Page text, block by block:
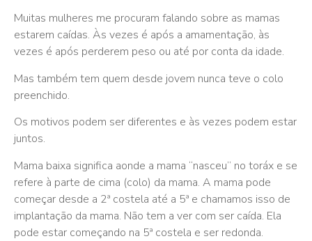
Muitas mulheres me procuram falando sobre as mamas
estarem caídas. Às vezes é após a amamentação, às
vezes é após perderem peso ou até por conta da idade.
Mas também tem quem desde jovem nunca teve o colo
preenchido.
Os motivos podem ser diferentes e às vezes podem estar
juntos.
Mama baixa significa aonde a mama “nasceu” no toráx e se
refere à parte de cima (colo) da mama. A mama pode
começar desde a 2ª costela até a 5ª e chamamos isso de
implantação da mama. Não tem a ver com ser caída. Ela
pode estar começando na 5ª costela e ser redonda.